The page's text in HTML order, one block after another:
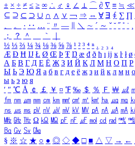
± × ÷ ≠ ≤ ≥ ∞ ∴ ♂ ♀ ∠ ⊥ ⌒ ∂ ∇ ≡ ≒ ≪
⊆ ⊇ ⊂ ⊃ ∪ ∩ ∧ ∨ ￢ ⇒ ⇔ ∀ ∃ ∮ ∑ ∏
、
。 · ‥ … ¨ 〃 ― ＼ ∼ ´ ～ ˇ ˘ ˝ ˚ ˙ ¸
；
？ ＾ ｀
½ ⅓ ⅔ ¼ ¾ ⅛ ⅜ ⅝ ⅞ ¹ ² ³ ⁴ ⁿ ₁ ₂ ₃ ₄
Æ Ð Ħ Ĳ Ł Ø Œ Þ Ŧ Ŋ æ đ ð ħ ı ĳ ĸ ŀ ł ø
А Б В Г Д Е Ё Ж З И Й К Л М Н О П Р
Ы Ь Э Ю Я а б в г д е ё ж з и й к л м н о
ы ь э ю я
′ ″ ℃ Å ￠ ￡ ￥ ¤ ℉ ‰ ＄ ％ Ｆ ￦ ㎕
㎙ ㎚ ㎛ ㎜ ㎝ ㎞ ㎟ ㎠ ㎡ ㎢ ㏊ ㎍ ㎎
㎱ ㎲ ㎳ ㎴ ㎵ ㎶ ㎷ ㎸ ㎹ ㎀ ㎁ ㎂ ㎃
㎒ ㎓ ㎔ Ω ㏀ ㏁ ㎊ ㎋ ㎌ ㏖ ㏅ ㎭ ㎮
㏃ ㏉ ㏜ ㏆
§ ※ ☆ ★ ○ ● ◎ ◇ ◆ □ ■ △ ▽ → ←